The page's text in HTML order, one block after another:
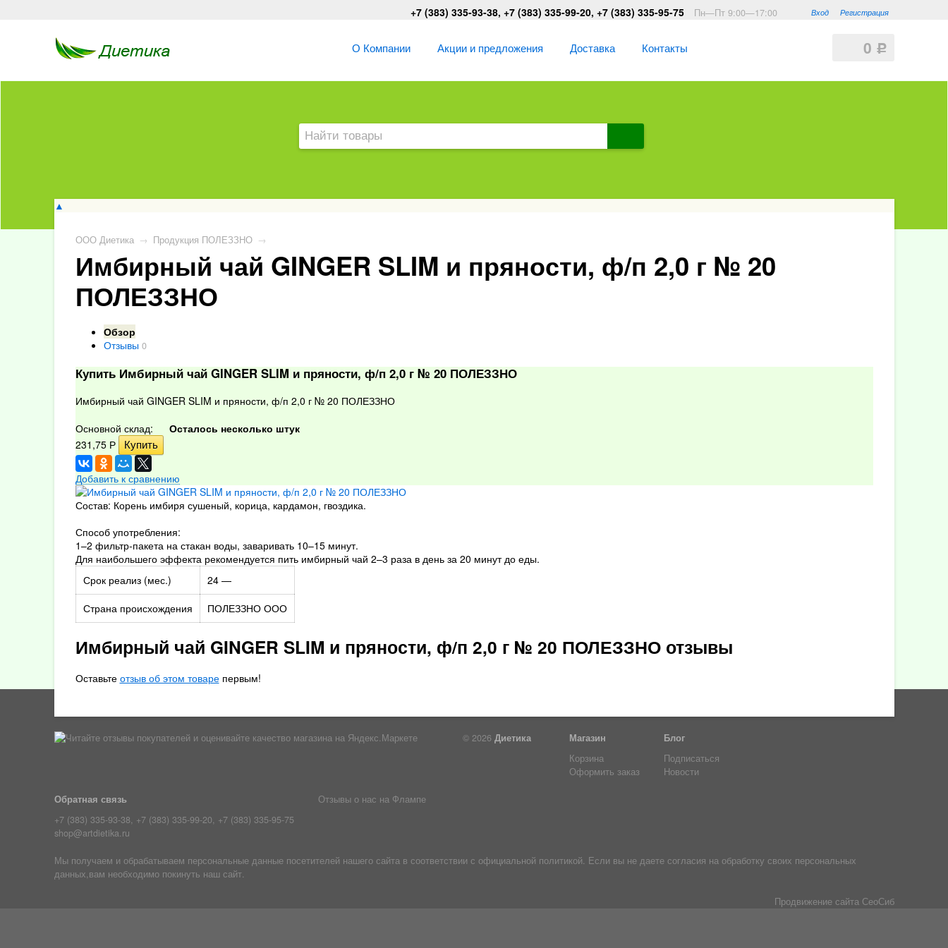
Вход Регистрация
+7 (383) 335-93-38, +7 (383) 335-99-20, +7 (383) 335-95-75 Пн—Пт 9:00—17:00
0 Р
О Компании Акции и предложения Доставка Контакты
▲
ООО Диетика → Продукция ПОЛЕЗЗНО →
Имбирный чай GINGER SLIM и пряности, ф/п 2,0 г № 20
ПОЛЕЗЗНО
Обзор
Отзывы 0
Купить Имбирный чай GINGER SLIM и пряности, ф/п 2,0 г № 20 ПОЛЕЗЗНО
Имбирный чай GINGER SLIM и пряности, ф/п 2,0 г № 20 ПОЛЕЗЗНО
Основной склад:
Осталось несколько штук
231,75 Р
Добавить к сравнению
Состав: Корень имбиря сушеный, корица, кардамон, гвоздика.
Способ употребления:
1–2 фильтр-пакета на стакан воды, заваривать 10–15 минут.
Для наибольшего эффекта рекомендуется пить имбирный чай 2–3 раза в день за 20 минут до еды.
Срок реализ (мес.)
24 —
Страна происхождения
ПОЛЕЗЗНО ООО
Имбирный чай GINGER SLIM и пряности, ф/п 2,0 г № 20 ПОЛЕЗЗНО отзывы
Оставьте отзыв об этом товарепервым!
© 2026 Диетика
Магазин
Корзина
Оформить заказ
Блог
Подписаться
Новости
Обратная связь
+7 (383) 335-93-38, +7 (383) 335-99-20, +7 (383) 335-95-75
shop@artdietika.ru
Отзывы о нас на Флампе
Мы получаем и обрабатываем персональные данные посетителей нашего сайта в соответствии с официальной политикой. Если вы не даете согласия на обработку своих персональных
данных,вам необходимо покинуть наш сайт.
Продвижение сайтаСеоСиб